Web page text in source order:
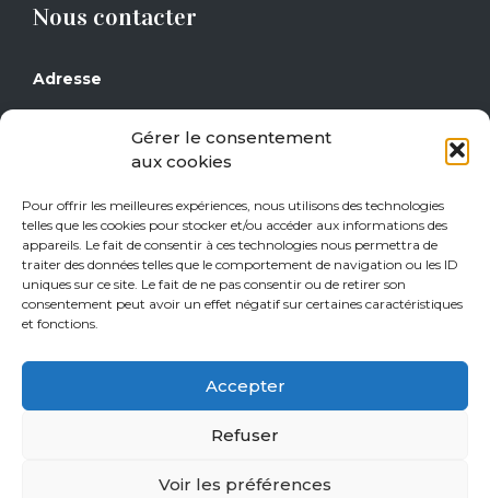
Gérer le consentement
aux cookies
Pour offrir les meilleures expériences, nous utilisons des technologies
telles que les cookies pour stocker et/ou accéder aux informations des
appareils. Le fait de consentir à ces technologies nous permettra de
traiter des données telles que le comportement de navigation ou les ID
uniques sur ce site. Le fait de ne pas consentir ou de retirer son
consentement peut avoir un effet négatif sur certaines caractéristiques
et fonctions.
Accepter
Refuser
Voir les préférences
Nous contacter
Adresse
1430 Rebecq
0477/29 16 14
0471/21 01 08
Heures d’ouverture
Samedi de 10h à 18h
Sur rendez-vous tous les autres jours.